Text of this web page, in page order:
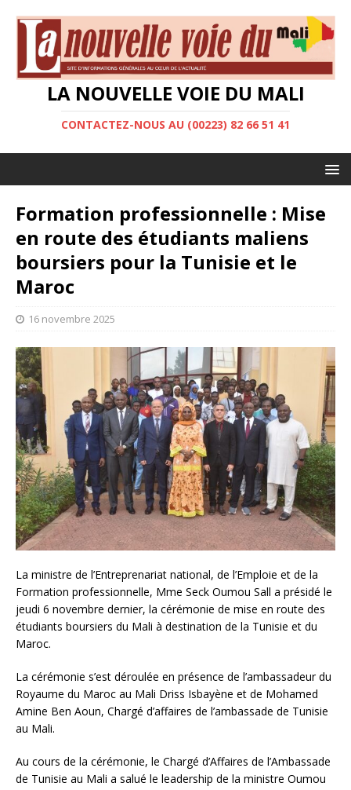
LA NOUVELLE VOIE DU MALI
CONTACTEZ-NOUS AU (00223) 82 66 51 41
Formation professionnelle : Mise
en route des étudiants maliens
boursiers pour la Tunisie et le
Maroc
16 novembre 2025
La ministre de l’Entreprenariat national, de l’Emploie et de la
Formation professionnelle, Mme Seck Oumou Sall a présidé le
jeudi 6 novembre dernier, la cérémonie de mise en route des
étudiants boursiers du Mali à destination de la Tunisie et du
Maroc.
La cérémonie s’est déroulée en présence de l’ambassadeur du
Royaume du Maroc au Mali Driss Isbayène et de Mohamed
Amine Ben Aoun, Chargé d’affaires de l’ambassade de Tunisie
au Mali.
Au cours de la cérémonie, le Chargé d’Affaires de l’Ambassade
de Tunisie au Mali a salué le leadership de la ministre Oumou